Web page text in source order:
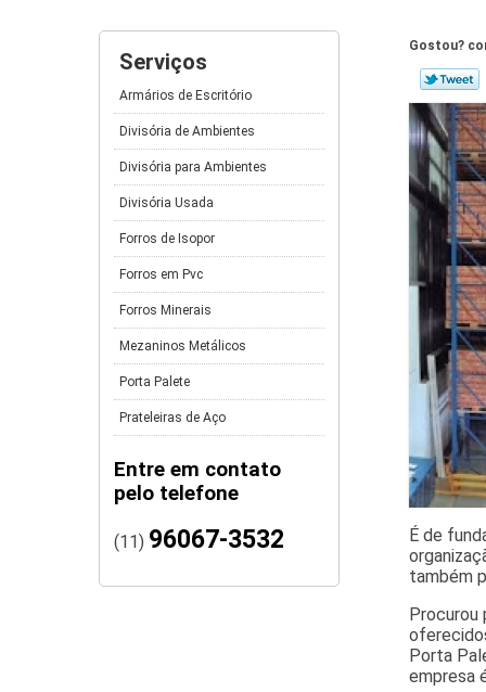
Serviços
Armários de Escritório
Divisória de Ambientes
Divisória para Ambientes
Divisória Usada
Forros de Isopor
Forros em Pvc
Forros Minerais
Mezaninos Metálicos
Porta Palete
Prateleiras de Aço
Entre em contato
pelo telefone
(11) 96067-3532
Gostou?
É de
também
Procurou
Porta
empresa